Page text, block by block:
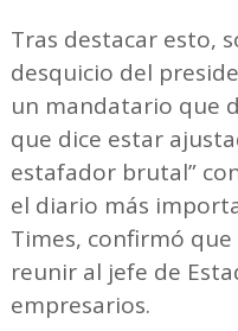
Tras destacar esto,
desquicio del
un mandatario que
que dice estar
estafador brutal”
el diario más
Times, confirmó
reunir al jefe de
empresarios.